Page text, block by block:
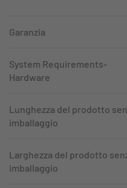
Garanzia
System Requirements-
Hardware
Lunghezza del prodotto
imballaggio
Larghezza del prodotto
imballaggio